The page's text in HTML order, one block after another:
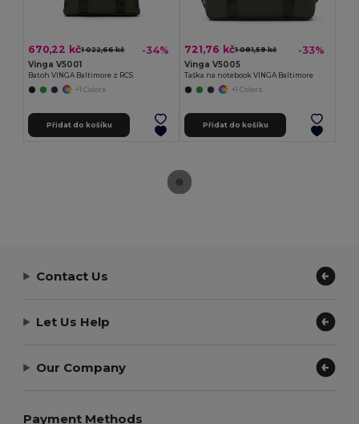
670,22 kč1 022,66 kč -34%
Vinga V5001
Batoh VINGA Baltimore z RCS
+1 Colors
Přidat do košíku
721,76 kč1 081,59 kč -33%
Vinga V5005
Taška na notebook VINGA Baltimore
+1 Colors
Přidat do košíku
Contact Us
Let Us Help
Our Company
Payment Methods